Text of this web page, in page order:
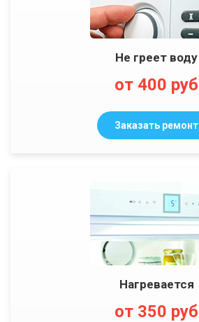
Не греет воду
от 400 руб
Заказать ремонт
Нагревается
от 350 руб